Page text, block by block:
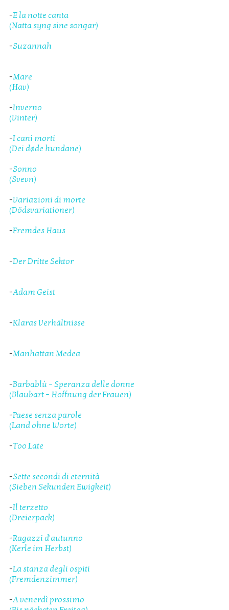
-E la notte canta
(Natta syng sine songar)
-Suzannah
-Mare
(Hav)
-Inverno
(Vinter)
-I cani morti
(Dei døde hundane)
-Sonno
(Svevn)
-Variazioni di morte
(Dödsvariationer)
-Fremdes Haus
-Der Dritte Sektor
-Adam Geist
-Klaras Verhältnisse
-Manhattan Medea
-Barbablù – Speranza delle donne
(Blaubart – Hoffnung der Frauen)
-Paese senza parole
(Land ohne Worte)
-Too Late
-Sette secondi di eternità
(Sieben Sekunden Ewigkeit)
-Il terzetto
(Dreierpack)
-Ragazzi d'autunno
(Kerle im Herbst)
-La stanza degli ospiti
(Fremdenzimmer)
-A venerdì prossimo